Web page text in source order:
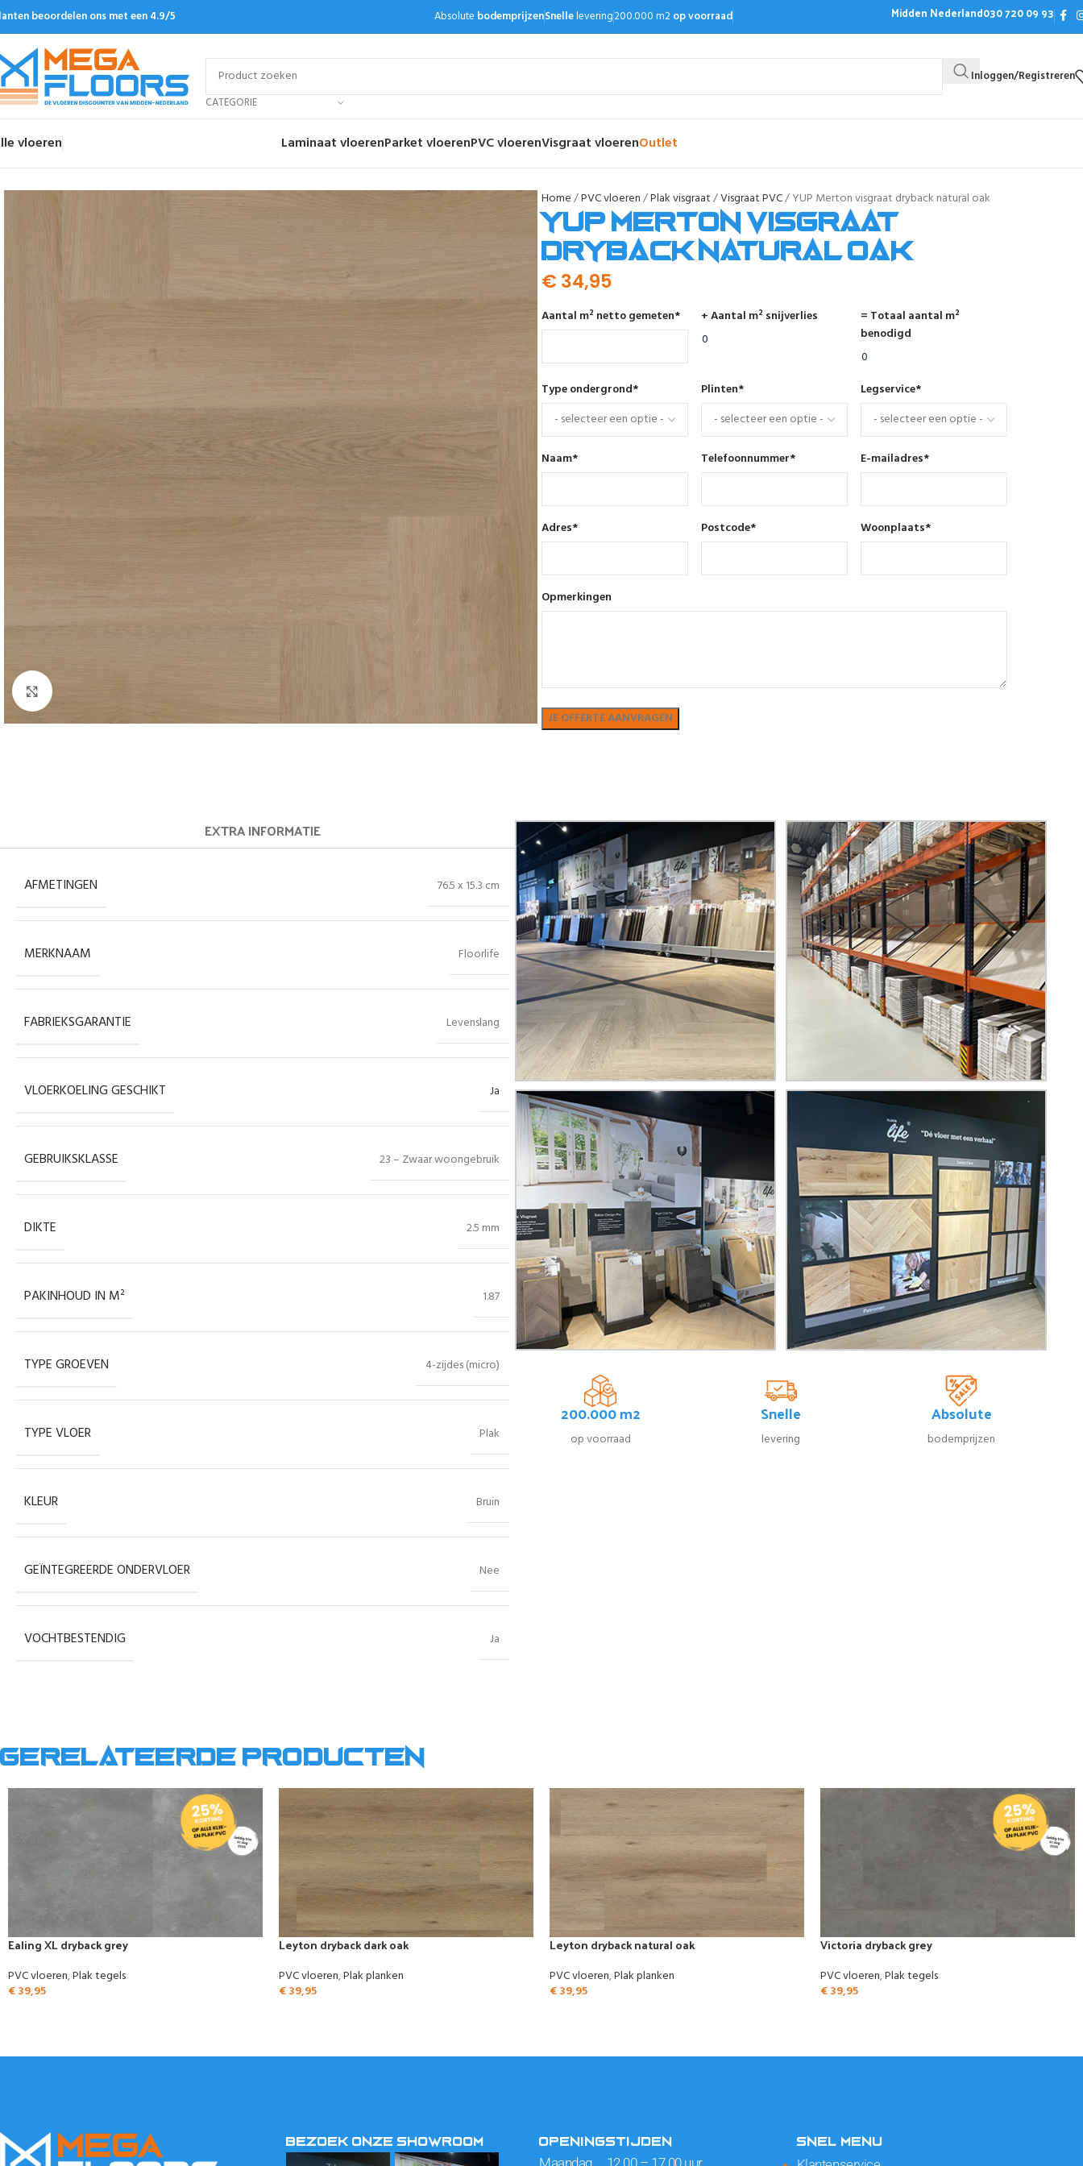
beoordelen ons met een 4.9/5 Absolute bodemprijzenSnellelevering200.000 m2op voorraad Midden Nederland030 720 09 93
CATEGORIE
Inloggen/Registreren
vloeren Laminaat vloerenParket vloerenPVC vloerenVisgraat vloerenOutlet
Home PVC vloeren Plak visgraat Visgraat PVC YUP Merton visgraat dryback natural oak
YUP Merton visgraat
dryback natural oak
€34,95
Aantal m² netto gemeten* + Aantal m² snijverlies
= Totaal aantal m²
benodigd
Type ondergrond* Plinten* Legservice*
Naam* Telefoonnummer* E-mailadres*
Adres* Postcode* Woonplaats*
Opmerkingen
EXTRA INFORMATIE
AFMETINGEN 76.5 x 15.3 cm
MERKNAAM Floorlife
FABRIEKSGARANTIE Levenslang
VLOERKOELING GESCHIKT Ja
GEBRUIKSKLASSE 23 – Zwaar woongebruik
DIKTE 2.5 mm
PAKINHOUD IN M² 1.87
TYPE GROEVEN 4-zijdes (micro)
TYPE VLOER Plak
KLEUR Bruin
GEÏNTEGREERDE ONDERVLOER Nee
VOCHTBESTENDIG Ja
200.000 m2
op voorraad
Snelle
levering
Absolute
bodemprijzen
Gerelateerde producten
Ealing XL dryback grey
PVC vloeren,Plak tegels
€39,95
Leyton dryback dark oak
PVC vloeren,Plak planken
€39,95
Leyton dryback natural oak
PVC vloeren,Plak planken
€39,95
Victoria dryback grey
PVC vloeren,Plak tegels
€39,95
BEZOEK ONZE SHOWROOM OPENINGSTIJDEN
Maandag 12.00 – 17.00 uur
SNEL MENU